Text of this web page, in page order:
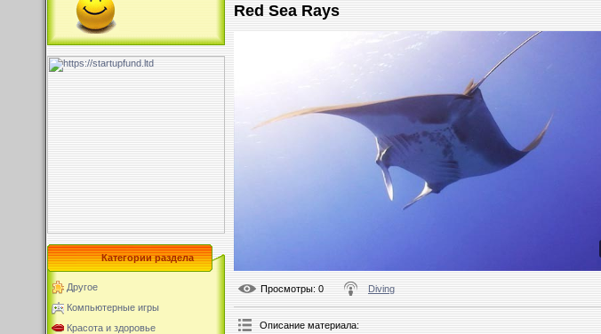
Категории раздела
Другое
Компьютерные игры
Красота и здоровье
Red Sea Rays
Просмотры: 0 Diving
Описание материала: